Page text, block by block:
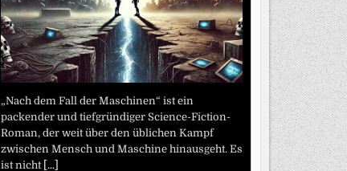
„Nach dem Fall der Maschinen“ ist ein
packender und tiefgründiger Science-Fiction-
Roman, der weit über den üblichen Kampf
zwischen Mensch und Maschine hinausgeht. Es
ist nicht [...]